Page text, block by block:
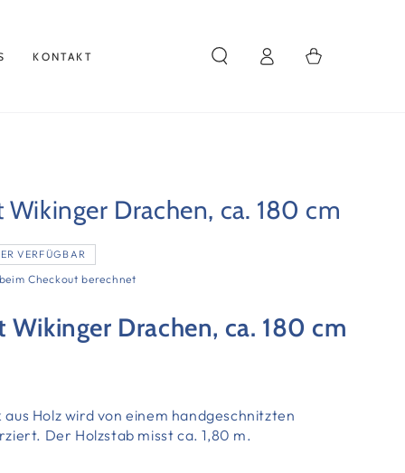
KONTAKT EinloggenWarenkorb
Drachen, ca. 180 cm
VERFÜGBAR
Checkout berechnet
Drachen, ca. 180 cm
Holz wird von einem handgeschnitzten
Der Holzstab misst ca. 1,80 m.